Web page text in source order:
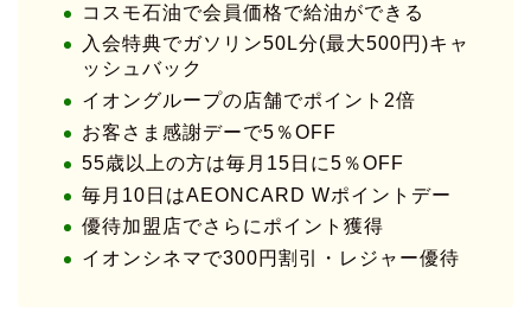
コスモ石油で会員価格で給油ができる
入会特典でガソリン50L分(最大500円)キャ
ッシュバック
イオングループの店舗でポイント2倍
お客さま感謝デーで5％OFF
55歳以上の方は毎月15日に5％OFF
毎月10日はAEONCARD Wポイントデー
優待加盟店でさらにポイント獲得
イオンシネマで300円割引・レジャー優待